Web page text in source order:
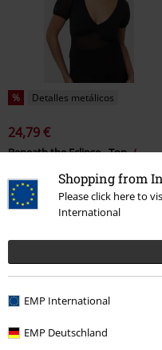
Shopping from
Please click here to
International
EMP International
EMP Deutschland
% Detalles metálicos
24,79 €
Beneath the Eclipse - Top